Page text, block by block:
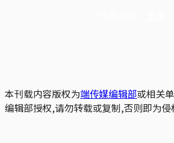
本刊载内容版权为端传媒编辑部或相关
编辑部授权,请勿转载或复制,否则即为侵